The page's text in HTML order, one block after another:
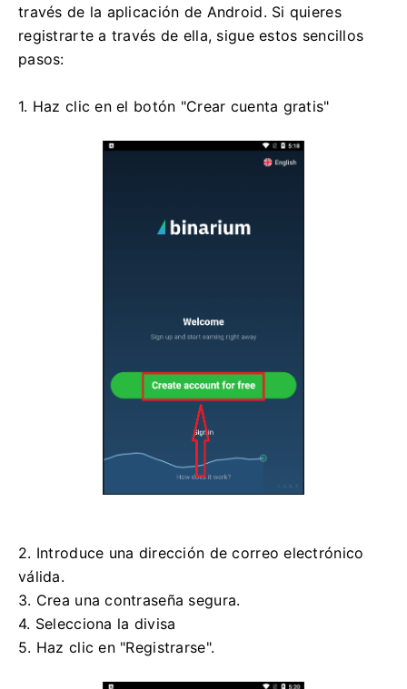
través de la aplicación de Android. Si quieres
registrarte a través de ella, sigue estos sencillos
pasos:
1. Haz clic en el botón "Crear cuenta gratis"
2. Introduce una dirección de correo electrónico
válida.
3. Crea una contraseña segura.
4. Selecciona la divisa
5. Haz clic en "Registrarse".